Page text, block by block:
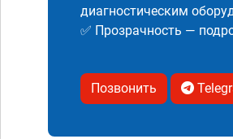
диагностическим
✅ Прозрачность —
Позвонить